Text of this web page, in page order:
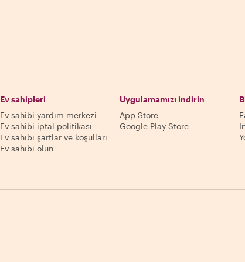
Ev sahipleri
Ev sahibi yardım merkezi
Ev sahibi iptal politikası
Ev sahibi şartlar ve koşulları
Ev sahibi olun
Uygulamamızı indirin
App Store
Google Play Store